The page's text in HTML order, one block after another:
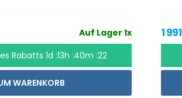
Auf Lager 1x
Rabatts 1d :13h :40m :20
WARENKORB
1